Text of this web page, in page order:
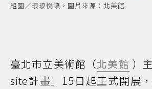
組圖／琅琅悅讀，圖片來源：北美館
臺北市立美術館（北美館 ）
site計畫」15日起正式開展